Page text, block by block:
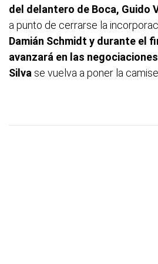
del delantero de Boca, Guido
a punto de cerrarse la
Damián Schmidt y durante el
avanzará en las
Silva se vuelva a poner la